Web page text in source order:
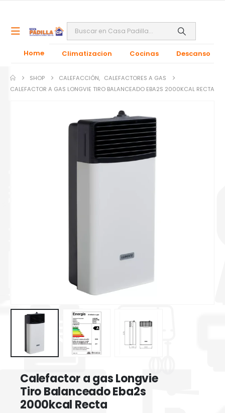
Home Climatizacion Cocinas Descanso
SHOP CALEFACCIÓN, CALEFACTORES A GAS
CALEFACTOR A GAS LONGVIE TIRO BALANCEADO EBA2S 2000KCAL RECTA
Calefactor a gas Longvie
Tiro Balanceado Eba2s
2000kcal Recta